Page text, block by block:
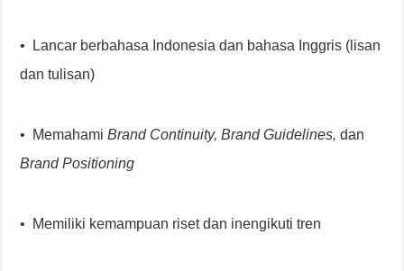
• Lancar berbahasa Indonesia dan bahasa Inggris (lisan
dan tulisan)
• MemahamiBrand Continuity, Brand Guidelines,dan
Brand Positioning
• Memiliki kemampuan riset dan inengikuti tren